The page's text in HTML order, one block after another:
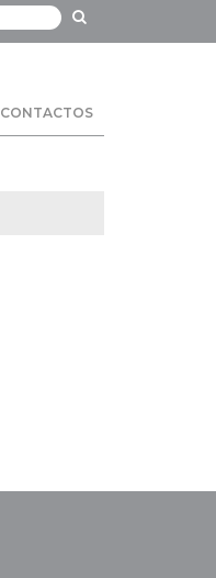
CONTACTOS